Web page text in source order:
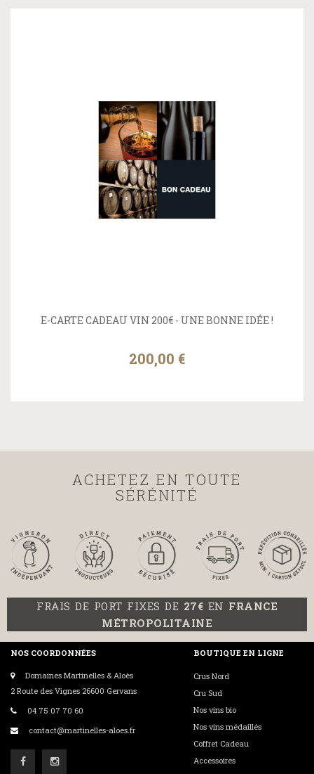
E-CARTE CADEAU VIN 200€ - UNE BONNE IDÉE !
200,00 €
ACHETEZ EN TOUTE
SÉRÉNITÉ
FRAIS DE PORT FIXES DE 27€ EN FRANCE
MÉTROPOLITAINE
NOS COORDONNÉES
Domaines Martinelles & Aloès
2 Route des Vignes 26600 Gervans
04 75 07 70 60
contact@martinelles-aloes.fr
BOUTIQUE EN LIGNE
Crus Nord
Cru Sud
Nos vins bio
Nos vins médaillés
Coffret Cadeau
Accessoires